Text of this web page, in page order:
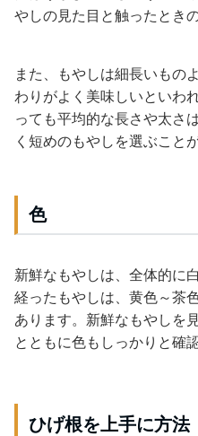
やしの見た目と触ったとき
また、もやしは細長いもの
わりがよく美味しいといわ
っても平均的な長さや太さ
く短めのもやしを選ぶこと
色
新鮮なもやしは、全体的に
経ったもやしは、黄色～茶
あります。新鮮なもやしを
とともに色もしっかりと確
ひげ根を上手に方法